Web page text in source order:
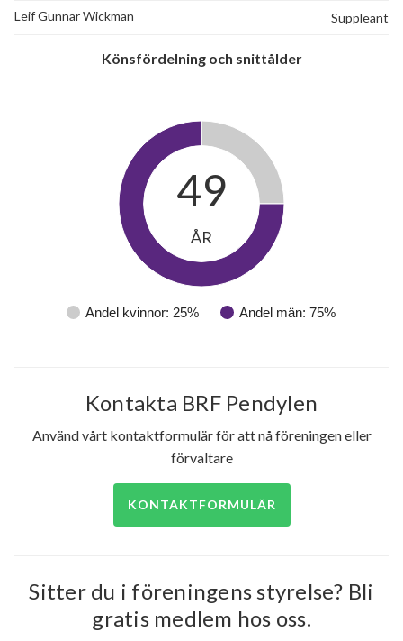
Leif Gunnar Wickman Suppleant
Könsfördelning och snittålder
Andel kvinnor: 25% Andel män: 75%
49
ÅR
Kontakta BRF Pendylen
Använd vårt kontaktformulär för att nå föreningen eller
förvaltare
KONTAKTFORMULÄR
Sitter du i föreningens styrelse? Bli
gratis medlem hos oss.